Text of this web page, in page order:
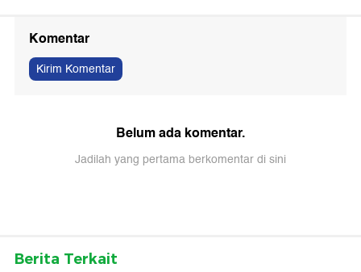
Komentar
Kirim Komentar
Belum ada komentar.
Jadilah yang pertama berkomentar di sini
Berita Terkait